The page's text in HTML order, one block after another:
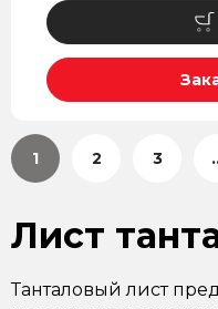
1 2 3
Лист
Танталовый лист